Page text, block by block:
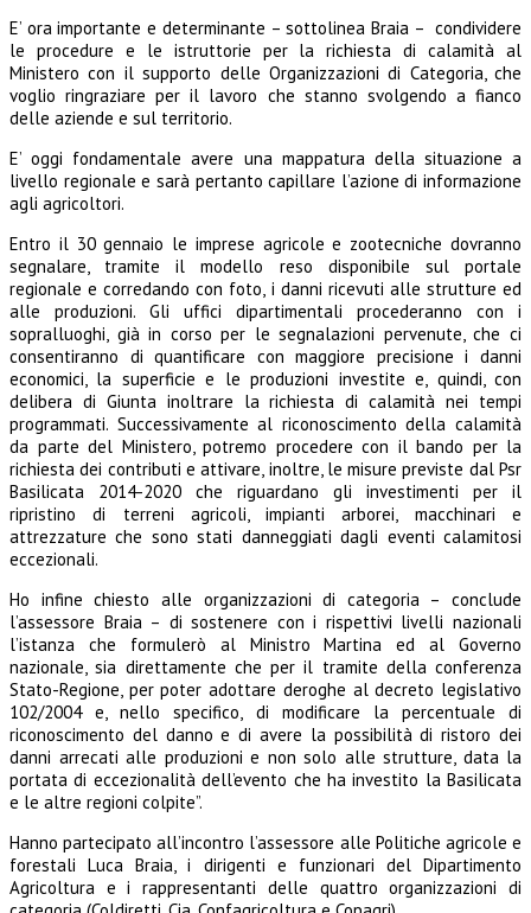
E’ ora importante e determinante – sottolinea Braia – condividere
le procedure e le istruttorie per la richiesta di calamità al
Ministero con il supporto delle Organizzazioni di Categoria, che
voglio ringraziare per il lavoro che stanno svolgendo a fianco
delle aziende e sul territorio.
E’ oggi fondamentale avere una mappatura della situazione a
livello regionale e sarà pertanto capillare l’azione di informazione
agli agricoltori.
Entro il 30 gennaio le imprese agricole e zootecniche dovranno
segnalare, tramite il modello reso disponibile sul portale
regionale e corredando con foto, i danni ricevuti alle strutture ed
alle produzioni. Gli uffici dipartimentali procederanno con i
sopralluoghi, già in corso per le segnalazioni pervenute, che ci
consentiranno di quantificare con maggiore precisione i danni
economici, la superficie e le produzioni investite e, quindi, con
delibera di Giunta inoltrare la richiesta di calamità nei tempi
programmati. Successivamente al riconoscimento della calamità
da parte del Ministero, potremo procedere con il bando per la
richiesta dei contributi e attivare, inoltre, le misure previste dal Psr
Basilicata 2014-2020 che riguardano gli investimenti per il
ripristino di terreni agricoli, impianti arborei, macchinari e
attrezzature che sono stati danneggiati dagli eventi calamitosi
eccezionali.
Ho infine chiesto alle organizzazioni di categoria – conclude
l’assessore Braia – di sostenere con i rispettivi livelli nazionali
l’istanza che formulerò al Ministro Martina ed al Governo
nazionale, sia direttamente che per il tramite della conferenza
Stato-Regione, per poter adottare deroghe al decreto legislativo
102/2004 e, nello specifico, di modificare la percentuale di
riconoscimento del danno e di avere la possibilità di ristoro dei
danni arrecati alle produzioni e non solo alle strutture, data la
portata di eccezionalità dell’evento che ha investito la Basilicata
e le altre regioni colpite”.
Hanno partecipato all’incontro l’assessore alle Politiche agricole e
forestali Luca Braia, i dirigenti e funzionari del Dipartimento
Agricoltura e i rappresentanti delle quattro organizzazioni di